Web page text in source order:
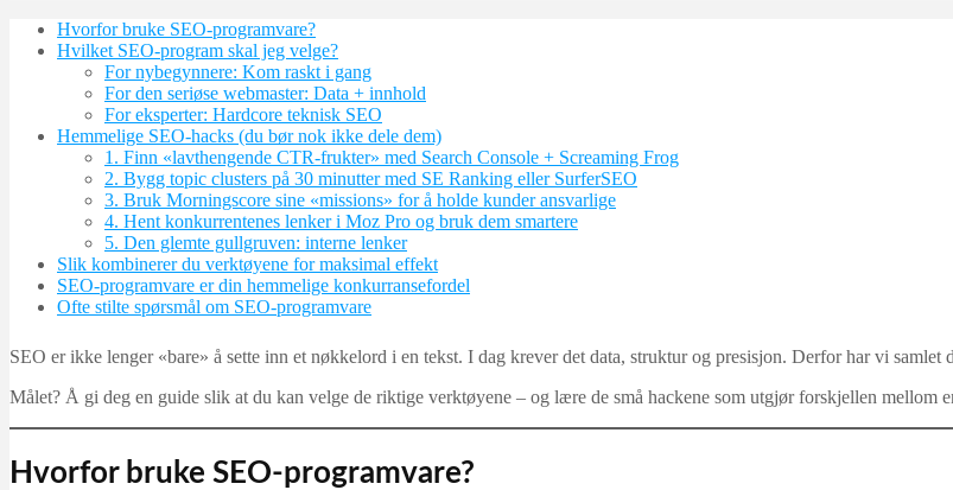
Hvorfor bruke SEO-programvare?
Hvilket SEO-program skal jeg velge?
For nybegynnere: Kom raskt i gang
For den seriøse webmaster: Data + innhold
For eksperter: Hardcore teknisk SEO
Hemmelige SEO-hacks (du bør nok ikke dele dem)
1. Finn «lavthengende CTR-frukter» med Search Console + Screaming Frog
2. Bygg topic clusters på 30 minutter med SE Ranking eller SurferSEO
3. Bruk Morningscore sine «missions» for å holde kunder ansvarlige
4. Hent konkurrentenes lenker i Moz Pro og bruk dem smartere
5. Den glemte gullgruven: interne lenker
Slik kombinerer du verktøyene for maksimal effekt
SEO-programvare er din hemmelige konkurransefordel
Ofte stilte spørsmål om SEO-programvare
SEO er ikke lenger «bare» å sette inn et nøkkelord i en tekst. I dag krever det data, struktur og presisjon. Derfor har vi samlet
Målet? Å gi deg en guide slik at du kan velge de riktige verktøyene – og lære de små hackene som utgjør forskjellen mellom
Hvorfor bruke SEO-programvare?